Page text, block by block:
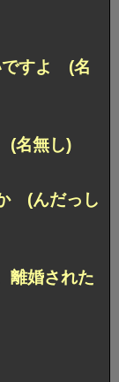
ですよ (名
(名無し)
(んだっし
離婚された